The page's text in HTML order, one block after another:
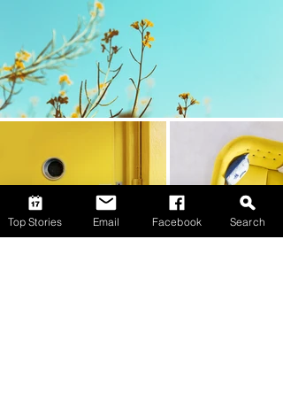
Top Stories Email Facebook Search